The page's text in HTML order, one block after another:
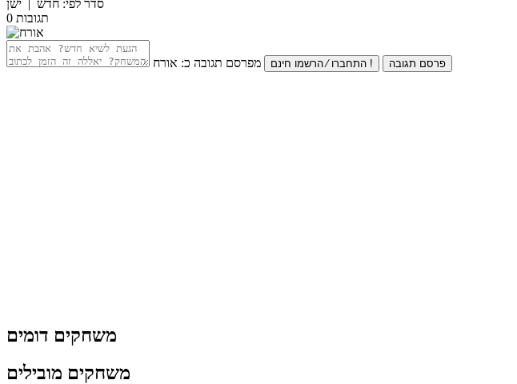
סדר לפי: חדש | ישן
0 תגובות
מפרסם תגובה כ: אורח התחברו ⁄ הרשמו חינם ! פרסם תגובה
משחקים דומים
משחקים מובילים